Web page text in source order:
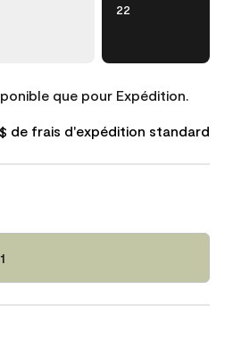
22
que pour Expédition.
de frais d'expédition standard